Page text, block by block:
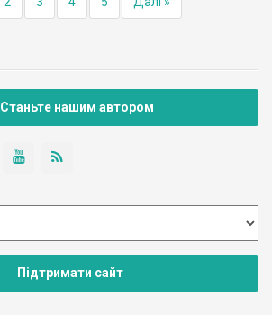
Станьте нашим автором
Підтримати сайт